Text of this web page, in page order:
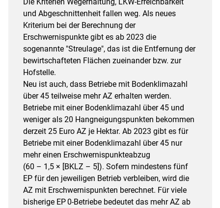
und Abgeschnittenheit fallen weg. Als neues
Kriterium bei der Berechnung der
Erschwernispunkte gibt es ab 2023 die
sogenannte "Streulage", das ist die Entfernung der
bewirtschafteten Flächen zueinander bzw. zur
Hofstelle.
Neu ist auch, dass Betriebe mit Bodenklimazahl
über 45 teilweise mehr AZ erhalten werden.
Betriebe mit einer Bodenklimazahl über 45 und
weniger als 20 Hangneigungspunkten bekommen
derzeit 25 Euro AZ je Hektar. Ab 2023 gibt es für
Betriebe mit einer Bodenklimazahl über 45 nur
mehr einen Erschwernispunkteabzug
(60 – 1,5 × [BKLZ – 5]). Sofern mindestens fünf
EP für den jeweiligen Betrieb verbleiben, wird die
AZ mit Erschwernispunkten berechnet. Für viele
bisherige EP 0-Betriebe bedeutet das mehr AZ ab